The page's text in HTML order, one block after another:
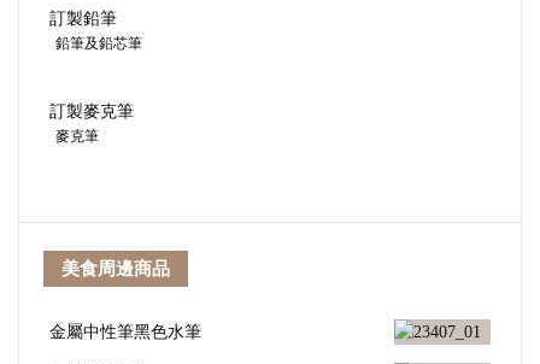
訂製鉛筆
鉛筆及鉛芯筆
訂製麥克筆
麥克筆
美食周邊商品
金屬中性筆黑色水筆